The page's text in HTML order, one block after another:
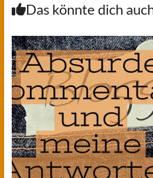
Das könnte dich